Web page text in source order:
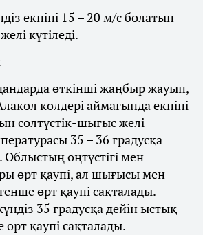
екпіні 15 – 20 м/с болатын
күтіледі.
өткінші жаңбыр жауып,
көлдері аймағында екпіні
солтүстік-шығыс желі
35 – 36 градусқа
Облыстың оңтүстігі мен
өрт қаупі, ал шығысы мен
өрт қаупі сақталады.
35 градусқа дейін ыстық
қаупі сақталады.